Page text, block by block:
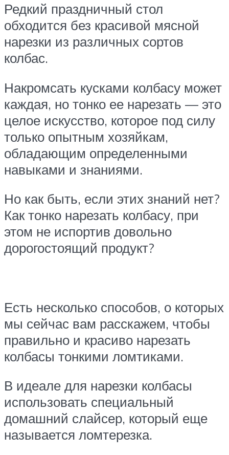
Редкий праздничный стол
обходится без красивой мясной
нарезки из различных сортов
колбас.
Накромсать кусками колбасу может
каждая, но тонко ее нарезать — это
целое искусство, которое под силу
только опытным хозяйкам,
обладающим определенными
навыками и знаниями.
Но как быть, если этих знаний нет?
Как тонко нарезать колбасу, при
этом не испортив довольно
дорогостоящий продукт?
Есть несколько способов, о которых
мы сейчас вам расскажем, чтобы
правильно и красиво нарезать
колбасы тонкими ломтиками.
В идеале для нарезки колбасы
использовать специальный
домашний слайсер, который еще
называется ломтерезка.